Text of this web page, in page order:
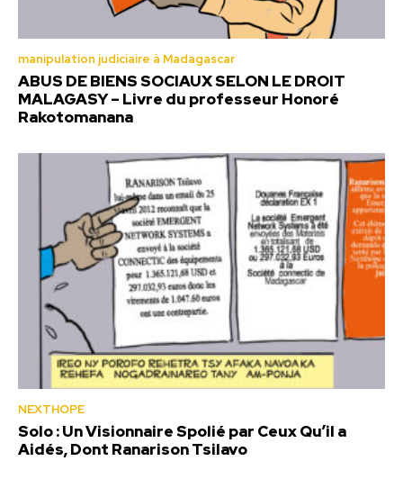
manipulation judiciaire à Madagascar
ABUS DE BIENS SOCIAUX SELON LE DROIT
MALAGASY – Livre du professeur Honoré
Rakotomanana
NEXTHOPE
Solo : Un Visionnaire Spolié par Ceux Qu’il a
Aidés, Dont Ranarison Tsilavo